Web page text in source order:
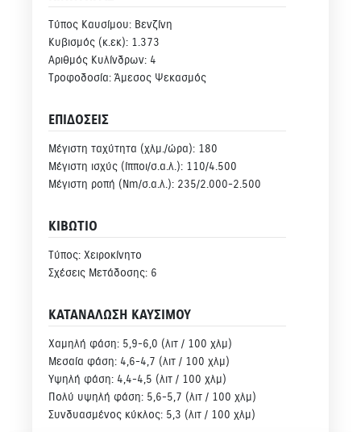
Τύπος Καυσίμου: Βενζίνη
Κυβισμός (κ.εκ): 1.373
Αριθμός Κυλίνδρων: 4
Τροφοδοσία: Άμεσος Ψεκασμός
ΕΠΙΔΟΣΕΙΣ
Μέγιστη ταχύτητα (χλμ./ώρα): 180
Μέγιστη ισχύς (ίπποι/σ.α.λ.): 110/4.500
Μέγιστη ροπή (Νm/σ.α.λ.): 235/2.000-2.500
ΚΙΒΩΤΙΟ
Τύπος: Χειροκίνητο
Σχέσεις Μετάδοσης: 6
ΚΑΤΑΝΑΛΩΣΗ ΚΑΥΣΙΜΟΥ
Χαμηλή φάση: 5,9-6,0 (λιτ / 100 χλμ)
Μεσαία φάση: 4,6-4,7 (λιτ / 100 χλμ)
Υψηλή φάση: 4,4-4,5 (λιτ / 100 χλμ)
Πολύ υψηλή φάση: 5,6-5,7 (λιτ / 100 χλμ)
Συνδυασμένος κύκλος: 5,3 (λιτ / 100 χλμ)